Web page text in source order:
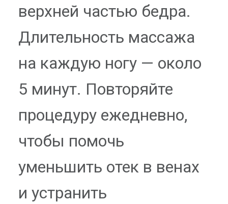
верхней частью бедра.
Длительность массажа
на каждую ногу — около
5 минут. Повторяйте
процедуру ежедневно,
чтобы помочь
уменьшить отек в венах
и устранить